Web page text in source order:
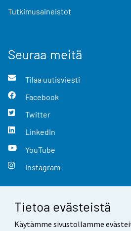
Tietoa evästeistä
Käytämme sivustollamme
Tutkimusaineistot
Seuraa meitä
Tilaa uutisviesti
Facebook
Twitter
LinkedIn
YouTube
Instagram
Yhteystiedot
Palaute